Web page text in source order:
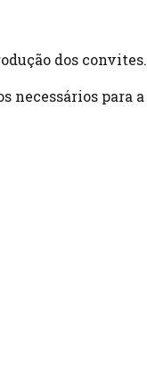
dos convites.
necessários para a